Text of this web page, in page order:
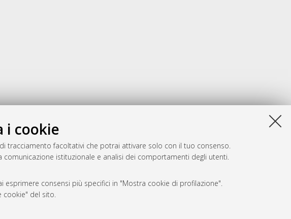
i cookie
tracciamento facoltativi che potrai attivare solo con il tuo consenso.
istituzionale e analisi dei comportamenti degli utenti.
consensi più specifici in "Mostra cookie di profilazione".
cookie" del sito.